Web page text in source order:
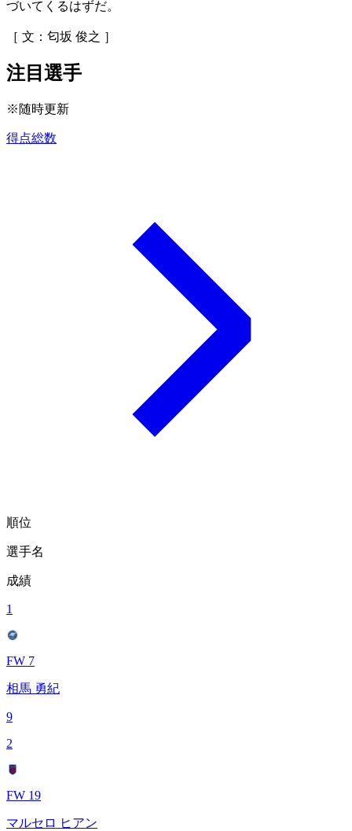
づいてくるはずだ。
［ 文：匂坂 俊之 ］
注目選手
※随時更新
得点総数
順位
選手名
成績
1
FW 7
相馬 勇紀
9
2
FW 19
マルセロ ヒアン